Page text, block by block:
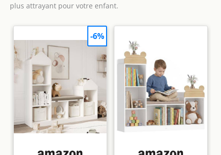
plus attrayant pour votre enfant.
-6%